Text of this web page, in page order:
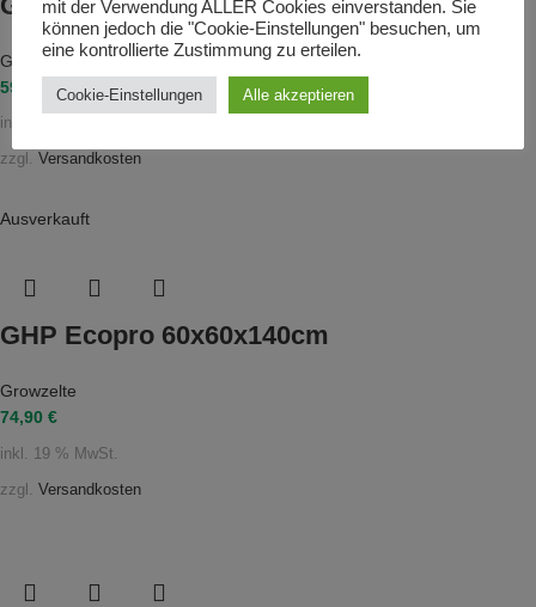
Growzelte
59,90
inkl. 19 % MwSt.
zzgl. Versandkosten
Ausverkauft
GHP Ecopro 60x60x140cm
Growzelte
74,90 €
inkl. 19 % MwSt.
zzgl. Versandkosten
mit der Verwendung ALLER Cookies einverstanden. Sie
können jedoch die "Cookie-Einstellungen" besuchen, um
eine kontrollierte Zustimmung zu erteilen.
Cookie-Einstellungen Alle akzeptieren